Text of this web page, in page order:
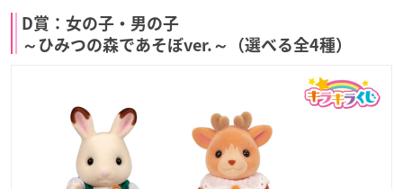
D賞：女の子・男の子
～ひみつの森であそぼver.～（選べる全4種）